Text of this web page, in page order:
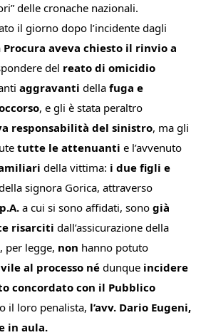
delle cronache nazionali.
il giorno dopo l’incidente dagli
Procura aveva chiesto il rinvio a
del reato di omicidio
aggravanti della fuga e
, e gli è stata peraltro
responsabilità del sinistro, ma gli
tutte le attenuanti e l’avvenuto
della vittima: i due figli e
signora Gorica, attraverso
a cui si sono affidati, sono già
risarciti dall’assicurazione della
per legge, non hanno potuto
al processo né dunque incidere
concordato con il Pubblico
il loro penalista, l’avv. Dario Eugeni,
in aula.